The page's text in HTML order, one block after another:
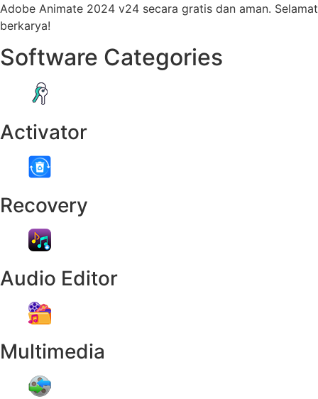
Adobe Animate 2024 v24 secara gratis dan aman. Selamat
berkarya!
Software Categories
Activator
Recovery
Audio Editor
Multimedia